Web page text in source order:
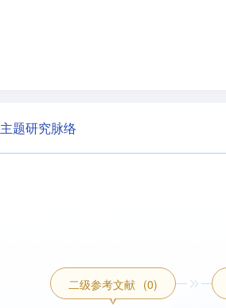
主题研究脉络
二级参考文献 (0)